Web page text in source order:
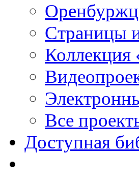
Страницы
Коллекция
Все
Доступная